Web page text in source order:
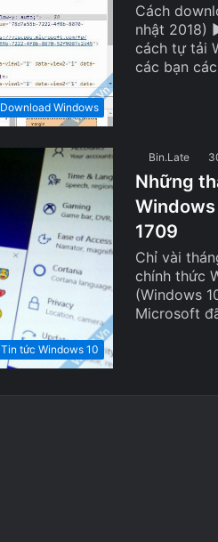
Download Windows
Cách
nhật 2018)
cách tự tải
các bạn
Tin tức Windows 10
Bin.Late
Những
1709
Chỉ vài
chính thức
(Windows
Microsoft